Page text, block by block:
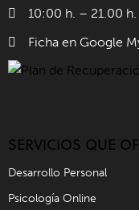
10:00 h. – 21.00 h.
Ficha en Google
SERVICIOS QUE
Desarrollo Personal
Psicología Online